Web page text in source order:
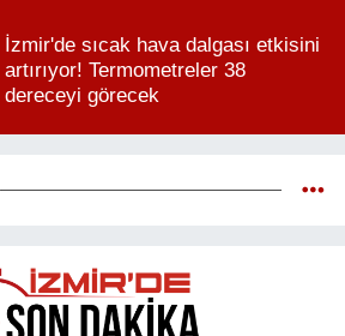
İzmir'de sıcak hava dalgası etkisini
artırıyor! Termometreler 38
dereceyi görecek